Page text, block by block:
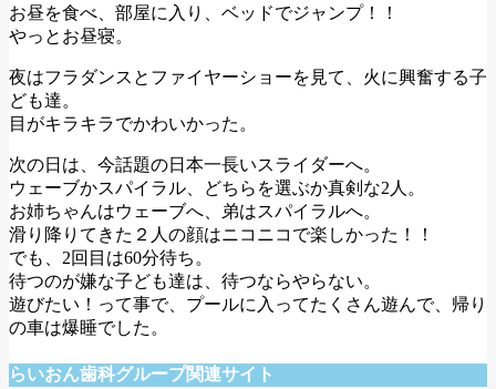
お昼を食べ、部屋に入り、ベッドでジャンプ！！
やっとお昼寝。
夜はフラダンスとファイヤーショーを見て、火に興奮する子
ども達。
目がキラキラでかわいかった。
次の日は、今話題の日本一長いスライダーへ。
ウェーブかスパイラル、どちらを選ぶか真剣な2人。
お姉ちゃんはウェーブへ、弟はスパイラルへ。
滑り降りてきた２人の顔はニコニコで楽しかった！！
でも、2回目は60分待ち。
待つのが嫌な子ども達は、待つならやらない。
遊びたい！って事で、プールに入ってたくさん遊んで、帰り
の車は爆睡でした。
らいおん歯科グループ関連サイト